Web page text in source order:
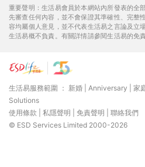
重要聲明：生活易會員於本網站內所發表的全
先審查任何內容，並不會保證其準確性、完整
容均屬個人意見，並不代表生活易之言論及立
生活易概不負責。有關詳情請參閱生活易的免責
生活易服務範圍 ： 新婚 Anniversary 家
Solutions
使用條款
私隱聲明 免責聲明
聯絡我們
© ESD Services Limited 2000-2026